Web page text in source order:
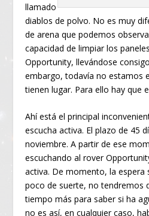
llamado
diablos de polvo. No es muy
de arena que podemos
capacidad de limpiar los
Opportunity, llevándose
embargo, todavía no estamos
tienen lugar. Para ello hay que
Ahí está el principal
escucha activa. El plazo de 45
noviembre. A partir de ese
escuchando al rover
activa. De momento, la espera
poco de suerte, no tendremos
tiempo más para saber si ha
no es así, en cualquier caso,